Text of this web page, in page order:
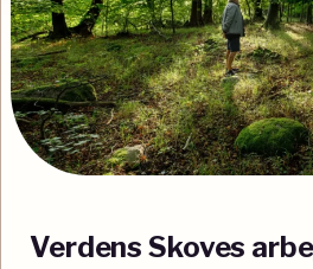
Verdens Skoves